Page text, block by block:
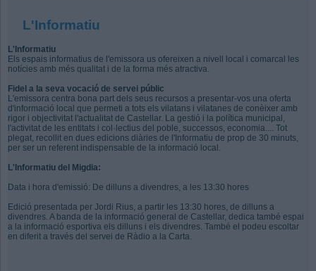
L'Informatiu
L'Informatiu
Els espais informatius de l'emissora us ofereixen a nivell local i comarcal les
notícies amb més qualitat i de la forma més atractiva.
Fidel a la seva vocació de servei públic
L'emissora centra bona part dels seus recursos a presentar-vos una oferta
d'informació local que permeti a tots els vilatans i vilatanes de conèixer amb
rigor i objectivitat l'actualitat de Castellar. La gestió i la política municipal,
l'activitat de les entitats i col·lectius del poble, successos, economia.... Tot
plegat, recollit en dues edicions diàries de l'Informatiu de prop de 30 minuts,
per ser un referent indispensable de la informació local.
L'Informatiu del Migdia:
Data i hora d'emissió: De dilluns a divendres, a les 13:30 hores
Edició presentada per Jordi Rius, a partir les 13:30 hores, de dilluns a
divendres. A banda de la informació general de Castellar, dedica també espai
a la informació esportiva els dilluns i els divendres. També el podeu escoltar
en diferit a través del servei de Ràdio a la Carta.